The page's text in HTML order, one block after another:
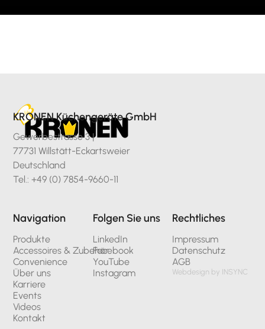
KRONEN Küchengeräte GmbH
Gewerbestrasse 3 |
77731 Willstätt-Eckartsweier
Deutschland
Tel.: +49 (0) 7854-9660-11
Navigation
Produkte
Accessoires & Zubehör
Convenience
Über uns
Karriere
Events
Videos
Kontakt
Folgen Sie uns
LinkedIn
Facebook
YouTube
Instagram
Rechtliches
Impressum
Datenschutz
AGB
Webdesign by INSYNC